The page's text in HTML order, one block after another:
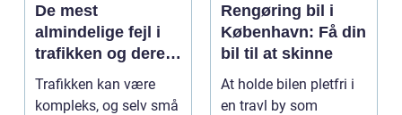
De mest
almindelige fejl i
trafikken og deres
konsekvenser
Trafikken kan være
kompleks, og selv små
Rengøring bil i
København: Få din
bil til at skinne
At holde bilen pletfri i
en travl by som